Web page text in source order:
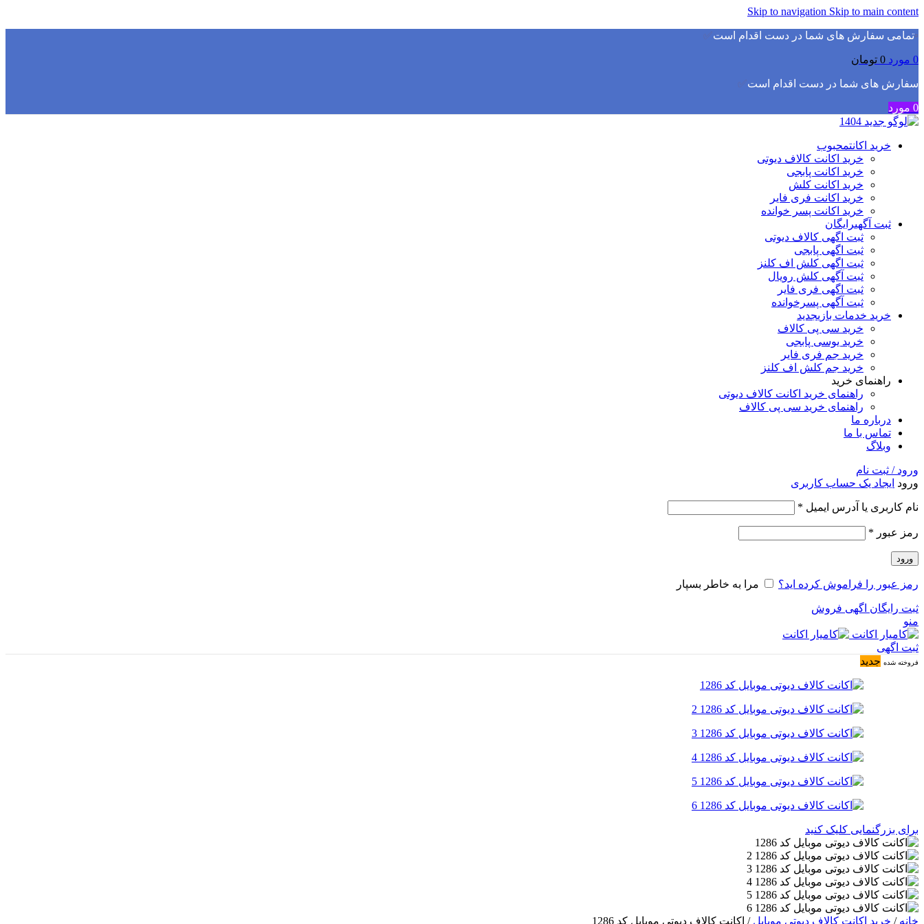
Skip to navigation Skip to main content
▫️تمامی سفارش های شما در دست اقدام است✅
0 مورد 0 تومان
سفارش های شما در دست اقدام است✅
0 مورد
خرید اکانتمحبوب
خرید اکانت کالاف دیوتی
خرید اکانت پابجی
خرید اکانت کلش
خرید اکانت فری فایر
خرید اکانت پسر خوانده
ثبت آگهیرایگان
ثبت اگهی کالاف دیوتی
ثبت اگهی پابجی
ثبت اگهی کلش اف کلنز
ثبت آگهی کلش رویال
ثبت اگهی فری فایر
ثبت آگهی پسرخوانده
خرید خدمات بازیجدید
خرید سی پی کالاف
خرید یوسی پابجی
خرید جم فری فایر
خرید جم کلش اف کلنز
راهنمای خرید
راهنمای خرید اکانت کالاف دیوتی
راهنمای خرید سی پی کالاف
درباره ما
تماس با ما
وبلاگ
ورود / ثبت نام
ورود ایجاد یک حساب کاربری
نام کاربری یا آدرس ایمیل *
رمز عبور *
ورود
رمز عبور را فراموش کرده اید؟ مرا به خاطر بسپار
ثبت رایگان اگهی فروش
منو
ثبت اگهی
فروخته شده جدید
برای بزرگنمایی کلیک کنید
خانه/ خرید اکانت کالاف دیوتی موبایل/ اکانت کالاف دیوتی موبایل کد 1286